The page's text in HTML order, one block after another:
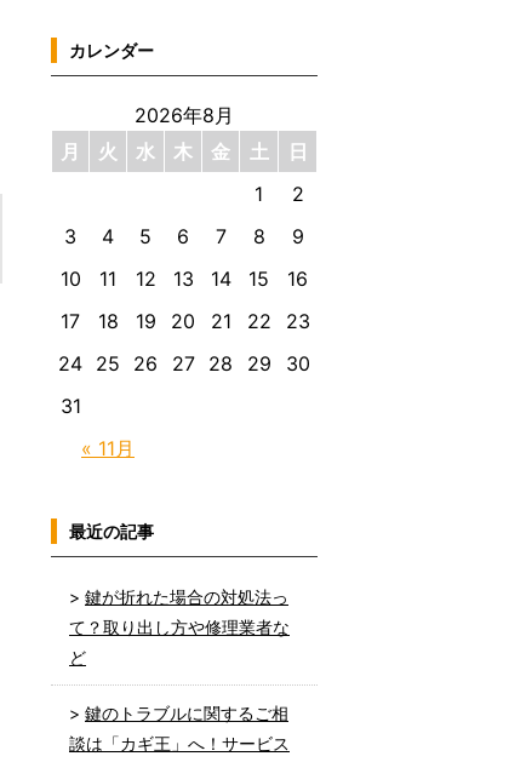
カレンダー
2026年8月
月
火 水 木 金 土 日
« 11月
1
2
3
4 5 6 7 8
9
10
11 12 13 14 15
16
17
18 19 20 21 22
23
24 25 26 27 28 29
30
31
最近の記事
鍵が折れた場合の対処法っ
て？取り出し方や修理業者な
ど
鍵のトラブルに関するご相
談は「カギ王」へ！サービス